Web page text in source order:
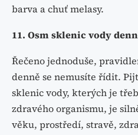
barva a chuť melasy.
11. Osm sklenic vody
Řečeno jednoduše,
denně se nemusíte řídit.
sklenic vody, kterých je
zdravého organismu, je
věku, prostředí, stravě,